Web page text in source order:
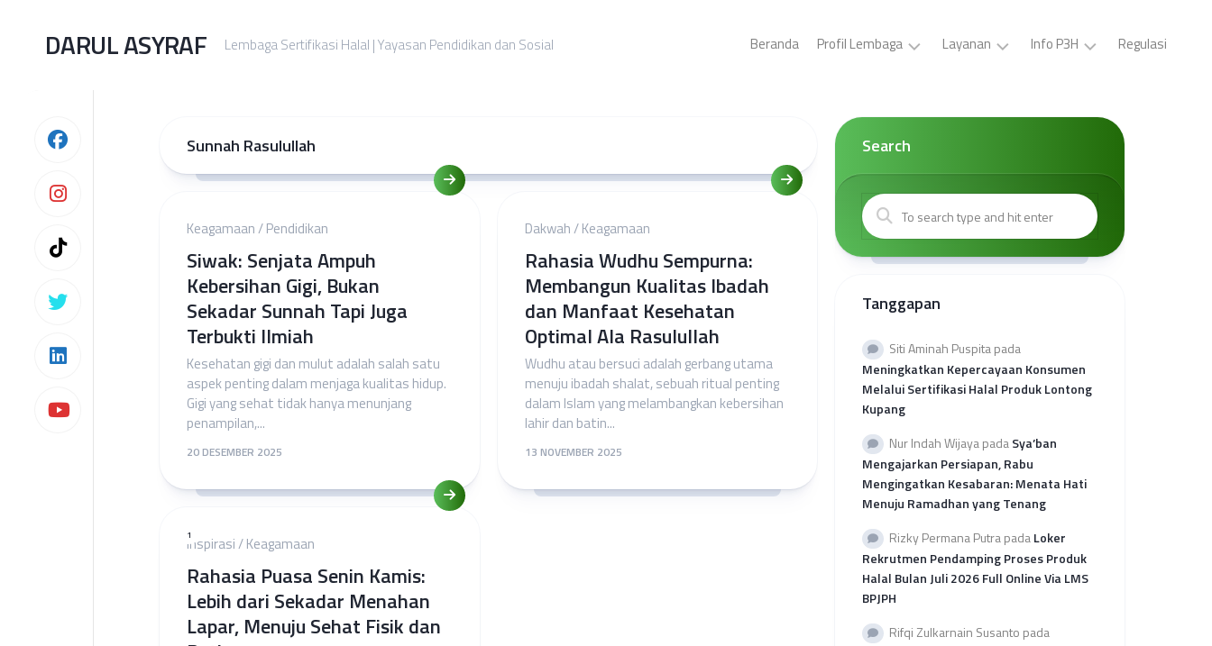
DARUL ASYRAF Lembaga Sertifikasi Halal | Yayasan Pendidikan dan Sosial Beranda Profil Lembaga
YPS
Darul
Visi
Misi
Kepengurusan
Kantor
Provinsi
Layanan
P3H
Sertifikasi
Halal
Gratis
Halal
Reguler
Info P3H
ID
Tugas,
Brosur
P3H
Surat
Sehati
2026
Pengajuan
per
LP3H
Regulasi
Sunnah Rasulullah
Keagamaan/Pendidikan
Siwak: Senjata Ampuh
Kebersihan Gigi, Bukan
Sekadar Sunnah Tapi Juga
Terbukti Ilmiah
Kesehatan gigi dan mulut adalah salah satu
aspek penting dalam menjaga kualitas hidup.
Gigi yang sehat tidak hanya menunjang
penampilan,...
20 DESEMBER 2025
Dakwah/Keagamaan
Rahasia Wudhu Sempurna:
Membangun Kualitas Ibadah
dan Manfaat Kesehatan
Optimal Ala Rasulullah
Wudhu atau bersuci adalah gerbang utama
menuju ibadah shalat, sebuah ritual penting
dalam Islam yang melambangkan kebersihan
lahir dan batin...
13 NOVEMBER 2025
1Inspirasi/Keagamaan
Rahasia Puasa Senin Kamis:
Lebih dari Sekadar Menahan
Lapar, Menuju Sehat Fisik dan
Search
Tanggapan
Siti Aminah Puspitapada
Meningkatkan Kepercayaan Konsumen
Melalui Sertifikasi Halal Produk Lontong
Kupang
Nur Indah WijayapadaSya’ban
Mengajarkan Persiapan, Rabu
Mengingatkan Kesabaran: Menata Hati
Menuju Ramadhan yang Tenang
Rizky Permana PutrapadaLoker
Rekrutmen Pendamping Proses Produk
Halal Bulan Juli 2026 Full Online Via LMS
BPJPH
Rifqi Zulkarnain Susanto pada